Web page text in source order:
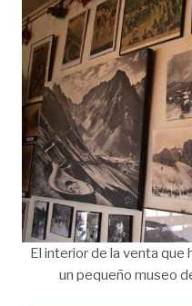
El interior de la venta que
un pequeño museo